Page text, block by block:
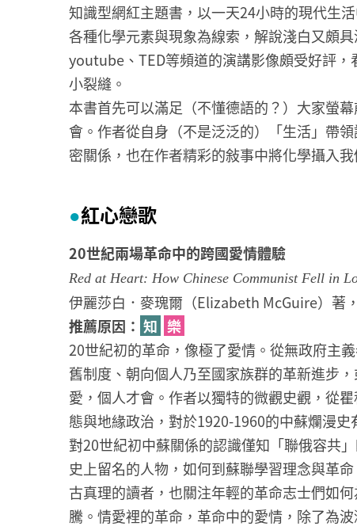
知識型網紅主題書，以一天24小時的現代生
各種化學元素與現象為線索，解說淺白又頗
youtube、TED等頻道的演講影像頗受好評
小裂縫。
本書首先可以滿足（不懂德語的？）大家螢
會。作者從自身（不是泛泛的）「生活」帶
密關係，也在作者精彩的敍事中將化學攝入
●紅心戀歌
20世紀兩場革命中的跨國愛情體驗
Red at Heart: How Chinese Communist Fell in
伊麗莎白．麥瑰爾（Elizabeth McGuire）著
推薦原因： 知 樂
20世紀初的革命，像極了愛情。從無政府主
舊制度、朝向個人乃至國家族群的革新進步
愛，個人才會。作者以獨特的微觀史觀，從
態與地緣政治，對於1920-1960的中蘇爛漫史
對20世紀初中蘇關係的認識僅知「聯俄容共
史上留名的人物，如何到蘇聯學習理念與革
古真理的讀者，也關注年輕的革命志士們如
騰。情愛裡的革命，革命中的愛情，除了為